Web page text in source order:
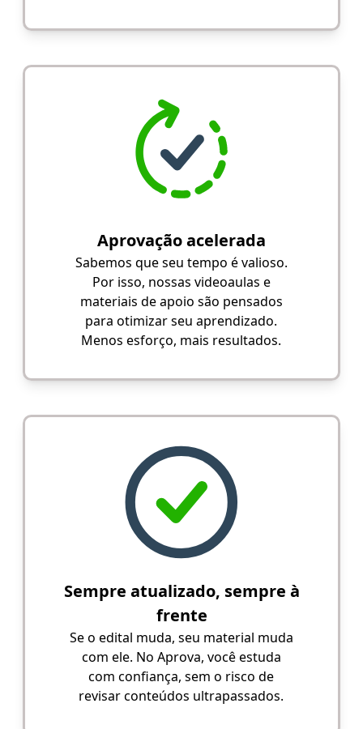
Aprovação acelerada
Sabemos que seu tempo é valioso.
Por isso, nossas videoaulas e
materiais de apoio são pensados
para otimizar seu aprendizado.
Menos esforço, mais resultados.
Sempre atualizado, sempre à
frente
Se o edital muda, seu material muda
com ele. No Aprova, você estuda
com confiança, sem o risco de
revisar conteúdos ultrapassados.